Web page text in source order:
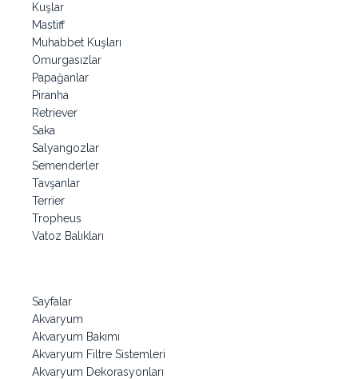
Kuşlar
Mastiff
Muhabbet Kuşları
Omurgasızlar
Papağanlar
Piranha
Retriever
Saka
Salyangozlar
Semenderler
Tavşanlar
Terrier
Tropheus
Vatoz Balıkları
Sayfalar
Akvaryum
Akvaryum Bakımı
Akvaryum Filtre Sistemleri
Akvaryum Dekorasyonları